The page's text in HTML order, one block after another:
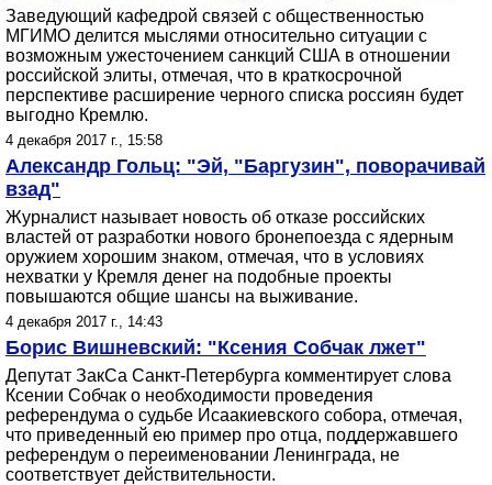
Заведующий кафедрой связей с общественностью
МГИМО делится мыслями относительно ситуации с
возможным ужесточением санкций США в отношении
российской элиты, отмечая, что в краткосрочной
перспективе расширение черного списка россиян будет
выгодно Кремлю.
4 декабря 2017 г., 15:58
Александр Гольц: "Эй, "Баргузин", поворачивай
взад"
Журналист называет новость об отказе российских
властей от разработки нового бронепоезда с ядерным
оружием хорошим знаком, отмечая, что в условиях
нехватки у Кремля денег на подобные проекты
повышаются общие шансы на выживание.
4 декабря 2017 г., 14:43
Борис Вишневский: "Ксения Собчак лжет"
Депутат ЗакСа Санкт-Петербурга комментирует слова
Ксении Собчак о необходимости проведения
референдума о судьбе Исаакиевского собора, отмечая,
что приведенный ею пример про отца, поддержавшего
референдум о переименовании Ленинграда, не
соответствует действительности.